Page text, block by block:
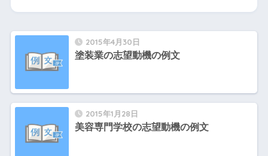
2015年4月30日
塗装業の志望動機の例文
2015年1月28日
美容専門学校の志望動機の例文